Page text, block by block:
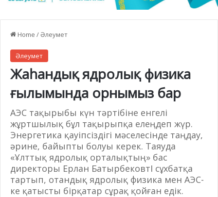
Home /Әлеумет
Әлеумет
Жаһандық ядролық физика
ғылымында орнымыз бар
АЭС тақырыбы күн тәртібіне енгелі
жұртшылық бұл тақырыпқа елеңдеп жүр.
Энергетика қауіпсіздігі мәселесінде таңдау,
әрине, байыпты болуы керек. Таяуда
«Ұлттық ядролық орталықтың» бас
директоры Ерлан БатырбековтІ сұхбатқа
тартып, отандық ядролық физика мен АЭС-
ке қатысты бірқатар сұрақ қойған едік.